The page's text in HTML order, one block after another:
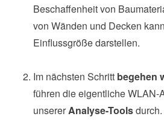
Beschaffenheit von
von Wänden und Decken
Einflussgröße darstellen.
Im nächsten Schritt begehen
führen die eigentliche WLAN-
unsererAnalyse-Toolsdurch.